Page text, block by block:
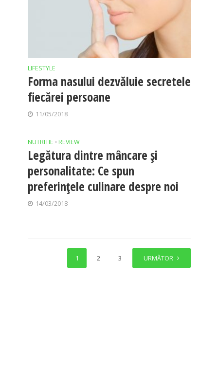
LIFESTYLE
Forma nasului dezvăluie secretele
fiecărei persoane
11/05/2018
NUTRITIE • REVIEW
Legătura dintre mâncare şi
personalitate: Ce spun
preferinţele culinare despre noi
14/03/2018
1 2 3 URMĂTOR